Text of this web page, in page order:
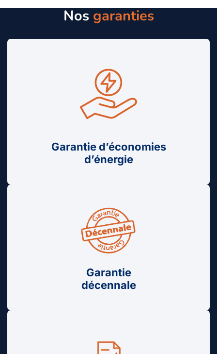
Nos garanties
Garantie d’économies
d’énergie
Garantie
décennale